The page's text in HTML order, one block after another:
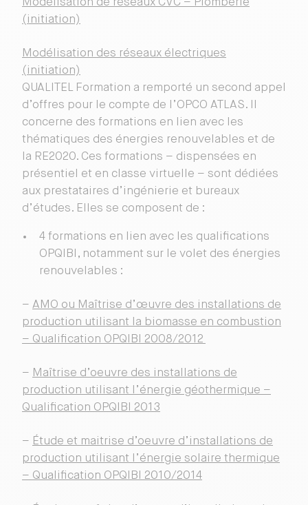
Modélisation de réseaux CVC – Plomberie
(initiation)
Modélisation des réseaux électriques
(initiation)
QUALITEL Formation a remporté un second appel
d’offres pour le compte de l’OPCO ATLAS. Il
concerne des formations en lien avec les
thématiques des énergies renouvelables et de
la RE2020. Ces formations – dispensées en
présentiel et en classe virtuelle – sont dédiées
aux prestataires d’ingénierie et bureaux
d’études. Elles se composent de :
4 formations en lien avec les qualifications
OPQIBI, notamment sur le volet des énergies
renouvelables :
– AMO ou Maîtrise d’œuvre des installations de
production utilisant la biomasse en combustion
– Qualification OPQIBI 2008/2012
– Maîtrise d’oeuvre des installations de
production utilisant l’énergie géothermique –
Qualification OPQIBI 2013
– Étude et maitrise d’oeuvre d’installations de
production utilisant l’énergie solaire thermique
– Qualification OPQIBI 2010/2014